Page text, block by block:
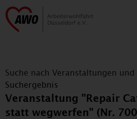
Suche nach Veranstaltungen und
Suchergebnis
Veranstaltung "Repair
statt wegwerfen" (Nr.